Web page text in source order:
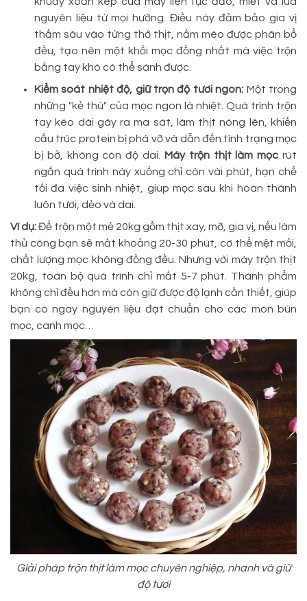
nguyên liệu từ mọi hướng. Điều này đảm bảo gia vị
thấm sâu vào từng thớ thịt, nấm mèo được phân bổ
đều, tạo nên một khối mọc đồng nhất mà việc trộn
bằng tay khó có thể sánh được.
Kiểm soát nhiệt độ, giữ trọn độ tươi ngon: Một trong
những "kẻ thù" của mọc ngon là nhiệt. Quá trình trộn
tay kéo dài gây ra ma sát, làm thịt nóng lên, khiến
cấu trúc protein bị phá vỡ và dẫn đến tình trạng mọc
bị bở, không còn độ dai. Máy trộn thịt làm mọc rút
ngắn quá trình này xuống chỉ còn vài phút, hạn chế
tối đa việc sinh nhiệt, giúp mọc sau khi hoàn thành
luôn tươi, dẻo và dai.
Ví dụ:Để trộn một mẻ 20kg gồm thịt xay, mỡ, gia vị, nếu làm
thủ công bạn sẽ mất khoảng 20-30 phút, cơ thể mệt mỏi,
chất lượng mọc không đồng đều. Nhưng với máy trộn thịt
20kg, toàn bộ quá trình chỉ mất 5-7 phút. Thành phẩm
không chỉ đều hơn mà còn giữ được độ lạnh cần thiết, giúp
bạn có ngay nguyên liệu đạt chuẩn cho các món bún
mọc, canh mọc…
Giải pháp trộn thịt làm mọc chuyên nghiệp, nhanh và giữ
độ tươi